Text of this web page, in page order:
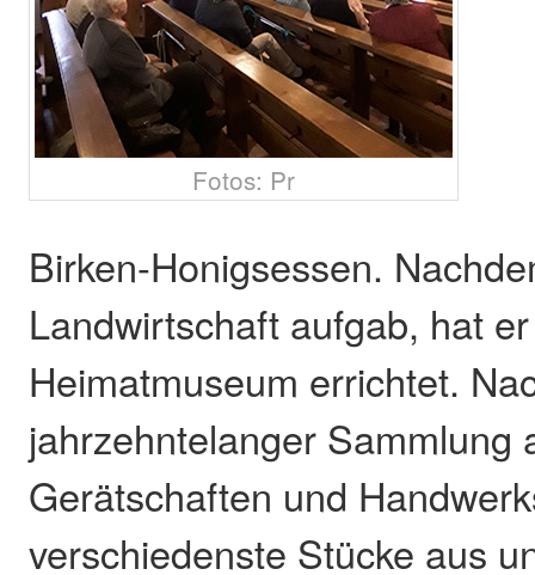
Fotos: Pr
Birken-Honigsessen.
Landwirtschaft aufgab, hat
Heimatmuseum errichtet.
jahrzehntelanger Sammlung
Gerätschaften und
verschiedenste Stücke aus